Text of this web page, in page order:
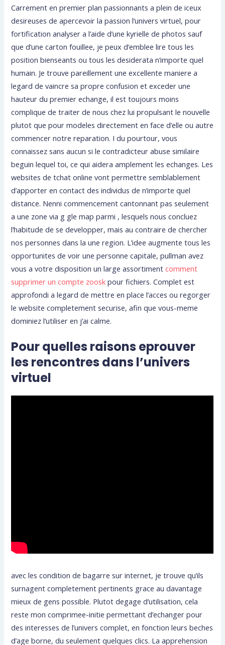
Carrement en premier plan passionnants a plein de iceux
desireuses de apercevoir la passion l’univers virtuel, pour
fortification analyser a l’aide d’une kyrielle de photos sauf
que d’une carton fouillee, je peux d’emblee lire tous les
position bienseants ou tous les desiderata n’importe quel
humain. Je trouve pareillement une excellente maniere a
legard de vaincre sa propre confusion et exceder une
hauteur du premier echange, il est toujours moins
complique de traiter de nous chez lui propulsant le nouvelle
plutot que pour modeles directement en face d’elle ou autre
commencer notre reparation. I du pourtour, vous
connaissez sans aucun si le contradicteur abuse similaire
beguin lequel toi, ce qui aidera amplement les echanges. Les
websites de tchat online vont permettre semblablement
d’apporter en contact des individus de n’importe quel
distance. Nenni commencement cantonnant pas seulement
a une zone via g gle map parmi , lesquels nous concluez
l’habitude de se developper, mais au contraire de chercher
nos personnes dans la une region. L’idee augmente tous les
opportunites de voir une personne capitale, pullman avez
vous a votre disposition un large assortimentcomment
supprimer un compte zoosk pour fichiers. Complet est
approfondi a legard de mettre en place l’acces ou regorger
le website completement securise, afin que vous-meme
dominiez l’utiliser en j’ai calme.
Pour quelles raisons eprouver
les rencontres dans l’univers
virtuel
avec les condition de bagarre sur internet, je trouve qu’ils
surnagent completement pertinents grace au davantage
mieux de gens possible. Plutot degage d’utilisation, cela
reste mon comprimee-initie permettant d’echanger pour
des interesses de l’univers complet, en fonction leurs beches
d’age borne, du seulement quelques clics. La apprehension